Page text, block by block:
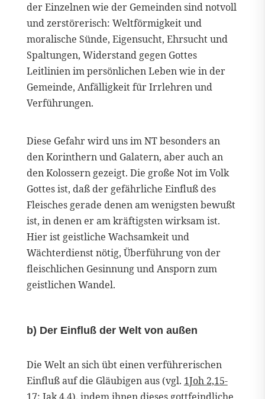
der Einzelnen wie der Gemeinden sind notvoll
und zerstörerisch: Weltförmigkeit und
moralische Sünde, Eigensucht, Ehrsucht und
Spaltungen, Widerstand gegen Gottes
Leitlinien im persönlichen Leben wie in der
Gemeinde, Anfälligkeit für Irrlehren und
Verführungen.
Diese Gefahr wird uns im NT besonders an
den Korinthern und Galatern, aber auch an
den Kolossern gezeigt. Die große Not im Volk
Gottes ist, daß der gefährliche Einfluß des
Fleisches gerade denen am wenigsten bewußt
ist, in denen er am kräftigsten wirksam ist.
Hier ist geistliche Wachsamkeit und
Wächterdienst nötig, Überführung von der
fleischlichen Gesinnung und Ansporn zum
geistlichen Wandel.
b) Der Einfluß der Welt von außen
Die Welt an sich übt einen verführerischen
Einfluß auf die Gläubigen aus (vgl. 1Joh 2,15-